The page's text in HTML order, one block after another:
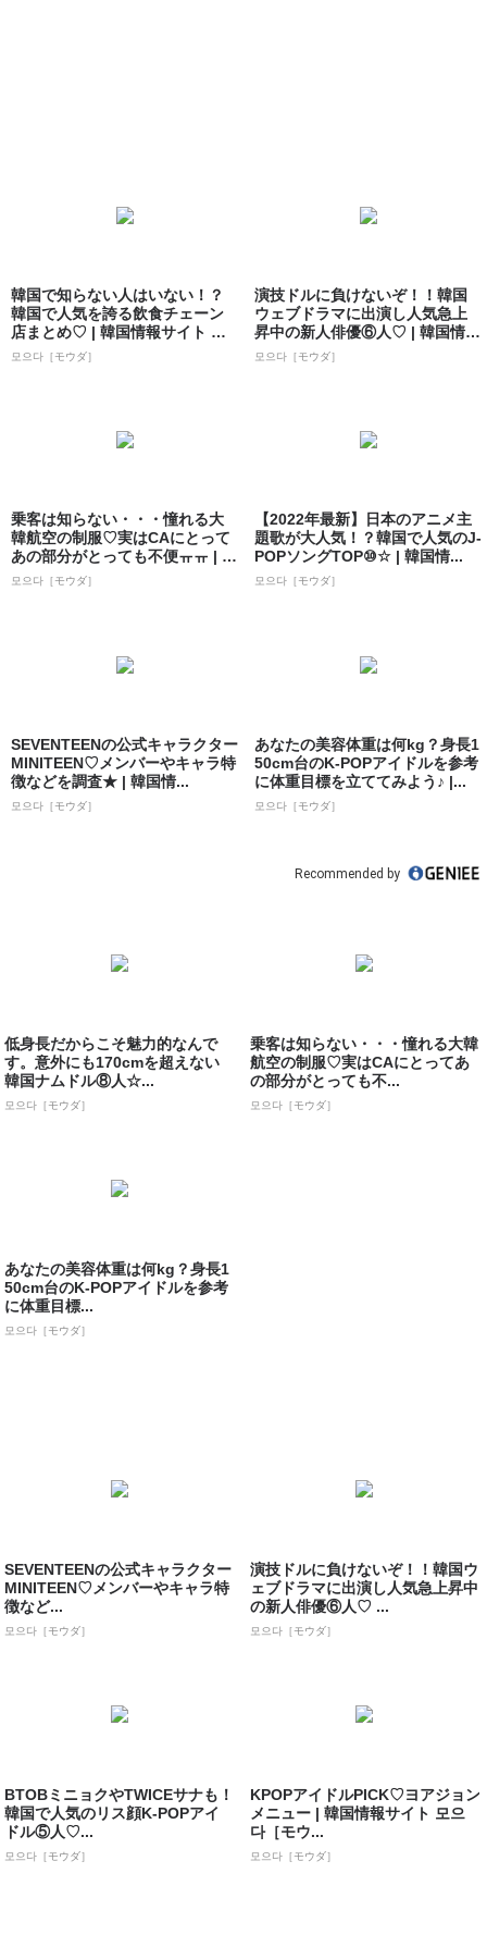
韓国で知らない人はいない！？
韓国で人気を誇る飲食チェーン
店まとめ♡ | 韓国情報サイト 모
으다［モ...
모으다［モウダ］
演技ドルに負けないぞ！！韓国
ウェブドラマに出演し人気急上
昇中の新人俳優⑥人♡ | 韓国情報
サイト ...
모으다［モウダ］
乗客は知らない・・・憧れる大
韓航空の制服♡実はCAにとって
あの部分がとっても不便ㅠㅠ | 韓
国情報...
모으다［モウダ］
【2022年最新】日本のアニメ主
題歌が大人気！？韓国で人気のJ-
POPソングTOP⑩☆ | 韓国情...
모으다［モウダ］
SEVENTEENの公式キャラクター
MINITEEN♡メンバーやキャラ特
徴などを調査★ | 韓国情...
모으다［モウダ］
あなたの美容体重は何kg？身長1
50cm台のK-POPアイドルを参考
に体重目標を立ててみよう♪ |...
모으다［モウダ］
Recommended by
低身長だからこそ魅力的なんで
す。意外にも170cmを超えない
韓国ナムドル⑧人☆...
모으다［モウダ］
乗客は知らない・・・憧れる大韓
航空の制服♡実はCAにとってあ
の部分がとっても不...
모으다［モウダ］
あなたの美容体重は何kg？身長1
50cm台のK-POPアイドルを参考
に体重目標...
모으다［モウダ］
SEVENTEENの公式キャラクター
MINITEEN♡メンバーやキャラ特
徴など...
모으다［モウダ］
演技ドルに負けないぞ！！韓国ウ
ェブドラマに出演し人気急上昇中
の新人俳優⑥人♡ ...
모으다［モウダ］
BTOBミニョクやTWICEサナも！
韓国で人気のリス顔K-POPアイ
ドル⑤人♡...
모으다［モウダ］
KPOPアイドルPICK♡ヨアジョン
メニュー | 韓国情報サイト 모으
다［モウ...
모으다［モウダ］